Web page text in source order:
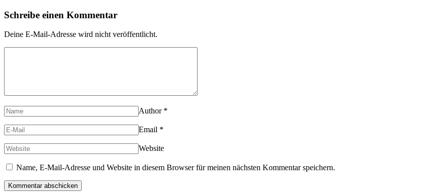
Schreibe einen Kommentar
Deine E-Mail-Adresse wird nicht veröffentlicht.
Author *
Email *
Website
Name, E-Mail-Adresse und Website in diesem Browser für meinen nächsten Kommentar speichern.